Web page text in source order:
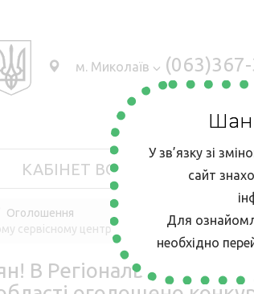
м. Миколаїв
КАБІНЕТ ВОДІЯ Е-ЗАПИС
Оголошення
сервісному центрі МВС в Миколаївській
В Регіональному
У зв’язку зі
сайт
Для
необхідно